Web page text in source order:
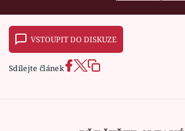
VSTOUPIT DO DISKUZE
Sdílejte článek